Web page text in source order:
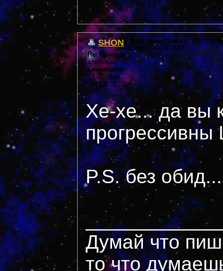
SHON
Re: Бригада
злобных
киноманов
13 October,
2005 в 19:21
Дата регистрации: 39
Сообщений: 742
Хе-хе... да вы
прогрессивны
P.S. без обид...
Думай что
то что